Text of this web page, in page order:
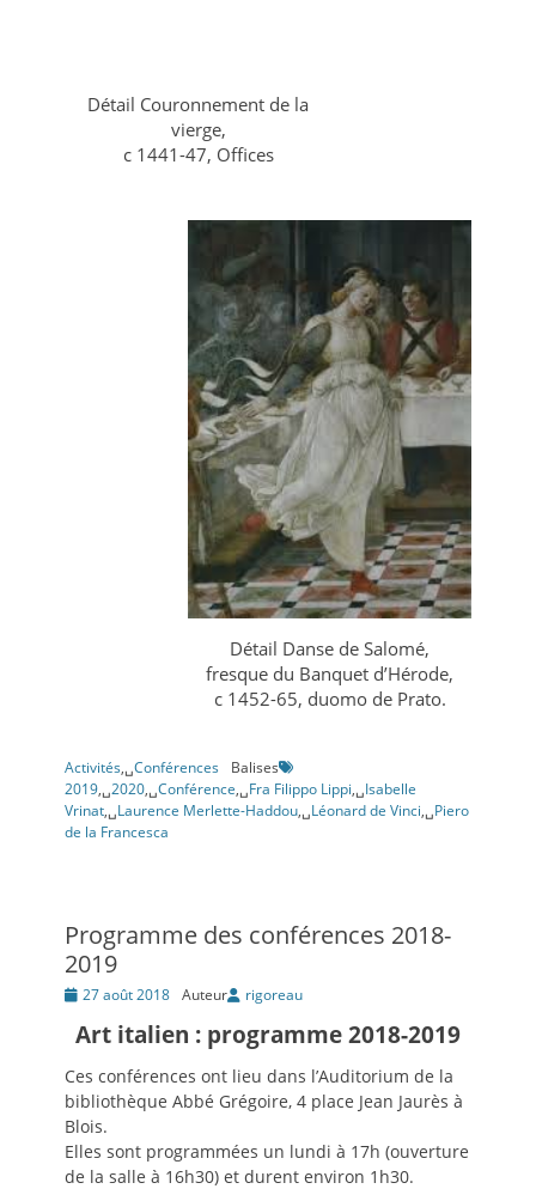
Détail Couronnement de la
vierge,
c 1441-47, Offices
Détail Danse de Salomé,
fresque du Banquet d’Hérode,
c 1452-65, duomo de Prato.
Activités,␣Conférences
Balises
2019,␣2020,␣Conférence,␣Fra Filippo Lippi,␣Isabelle
Vrinat,␣Laurence Merlette-Haddou,␣Léonard de Vinci,␣Piero
de la Francesca
Programme des conférences 2018-
2019
Posté27 août 2018 Auteur rigoreau
Art italien : programme 2018-2019
Ces conférences ont lieu dans l’Auditorium de la
bibliothèque Abbé Grégoire, 4 place Jean Jaurès à
Blois.
Elles sont programmées un lundi à 17h (ouverture
de la salle à 16h30) et durent environ 1h30.